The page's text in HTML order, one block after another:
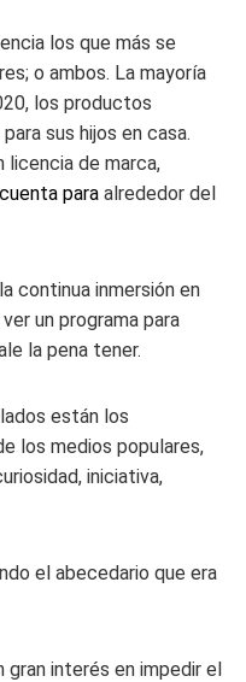
los que más se
o ambos. La mayoría
los productos
sus hijos en casa.
de marca,
cuenta para alrededor del
continua inmersión en
un programa para
la pena tener.
están los
los medios populares,
iniciativa,
el abecedario que era
gran interés en impedir el